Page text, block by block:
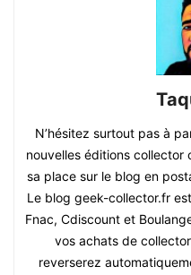
N’hésitez surtout pas à
nouvelles éditions
sa place sur le blog en
Le blog geek-collector.fr
Fnac, Cdiscount et
vos achats de
reverserez